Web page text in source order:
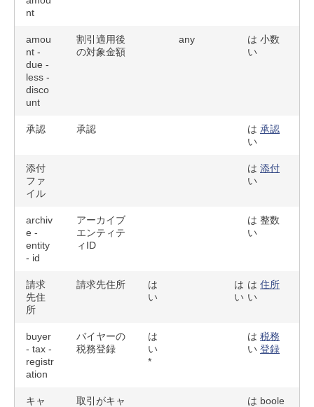
nt
amou
nt -
due -
less -
disco
unt
割引適用後
の対象金額
any
は
い
小数
承認 承認
は
い
承認
添付
ファ
イル
は
い
添付
archiv
e -
entity
- id
アーカイブ
エンティテ
ィID
は
い
整数
請求
先住
所
請求先住所
は
い
は
い
は
い
住所
buyer
- tax -
registr
ation
バイヤーの
税務登録
は
い
*
は
い
税務
登録
キャ
取引がキャ
は boole